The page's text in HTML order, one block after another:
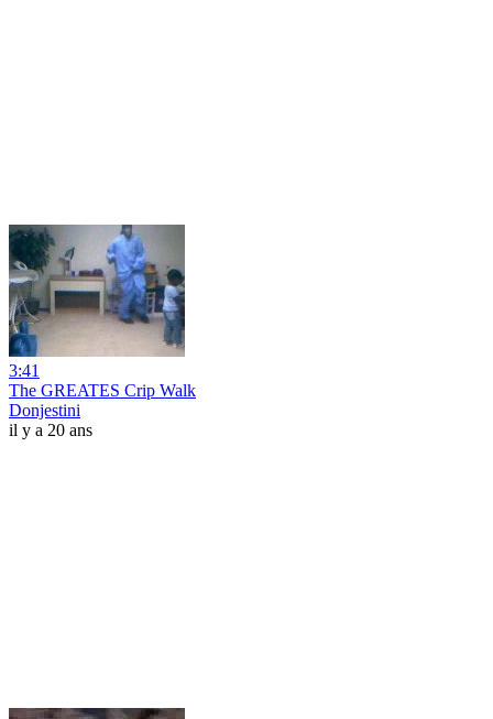
3:41
The GREATES Crip Walk
Donjestini
il y a 20 ans